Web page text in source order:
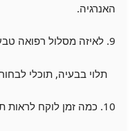
האנרגיה.
9. לאיזה מסלול רפואה טבעית כדאי לפנות?
תלוי בבעיה, תוכלי לבחור
10. כמה זמן לוקח לראות תוצאות?